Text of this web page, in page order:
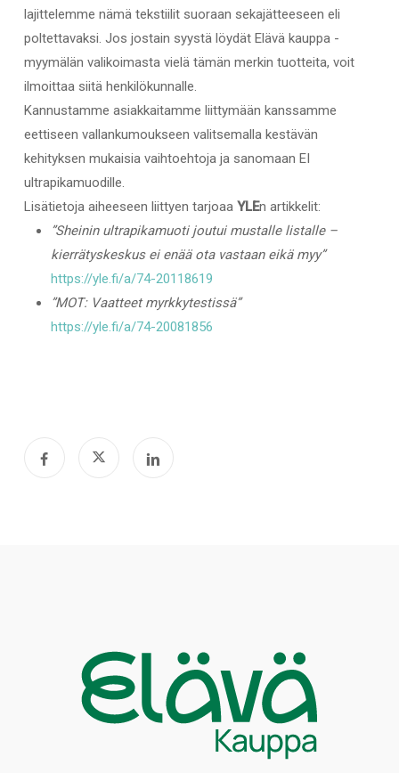
lajittelemme nämä tekstiilit suoraan sekajätteeseen eli
poltettavaksi. Jos jostain syystä löydät Elävä kauppa -
myymälän valikoimasta vielä tämän merkin tuotteita, voit
ilmoittaa siitä henkilökunnalle.
Kannustamme asiakkaitamme liittymään kanssamme
eettiseen vallankumoukseen valitsemalla kestävän
kehityksen mukaisia vaihtoehtoja ja sanomaan EI
ultrapikamuodille.
Lisätietoja aiheeseen liittyen tarjoaa YLEn artikkelit:
”Sheinin ultrapikamuoti joutui mustalle listalle –
kierrätyskeskus ei enää ota vastaan eikä myy”
https://yle.fi/a/74-20118619
”MOT: Vaatteet myrkkytestissä”
https://yle.fi/a/74-20081856